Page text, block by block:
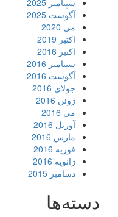
سپتامبر 2025
آگوست 2025
می 2020
اکتبر 2019
اکتبر 2016
سپتامبر 2016
آگوست 2016
جولای 2016
ژوئن 2016
می 2016
آوریل 2016
مارس 2016
فوریه 2016
ژانویه 2016
دسامبر 2015
دسته‌ها